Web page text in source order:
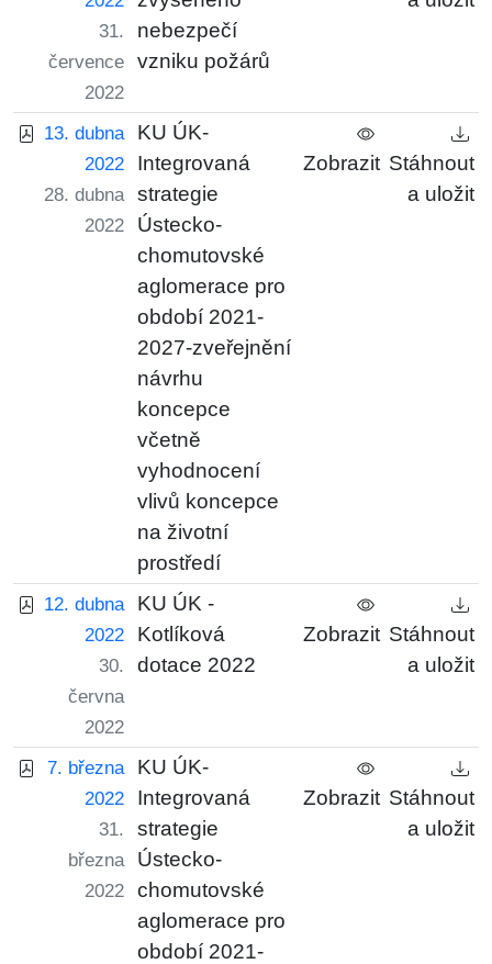
31.
července
2022
nebezpečí
vzniku požárů
13. dubna
2022
28. dubna
2022
KU ÚK-
Integrovaná
strategie
Ústecko-
chomutovské
aglomerace pro
období 2021-
2027-zveřejnění
návrhu
koncepce
včetně
vyhodnocení
vlivů koncepce
na životní
prostředí
Zobrazit Stáhnout
a uložit
12. dubna
2022
30.
června
2022
KU ÚK -
Kotlíková
dotace 2022
Zobrazit Stáhnout
a uložit
7. března
2022
31.
března
2022
KU ÚK-
Integrovaná
strategie
Ústecko-
chomutovské
aglomerace pro
období 2021-
Zobrazit Stáhnout
a uložit